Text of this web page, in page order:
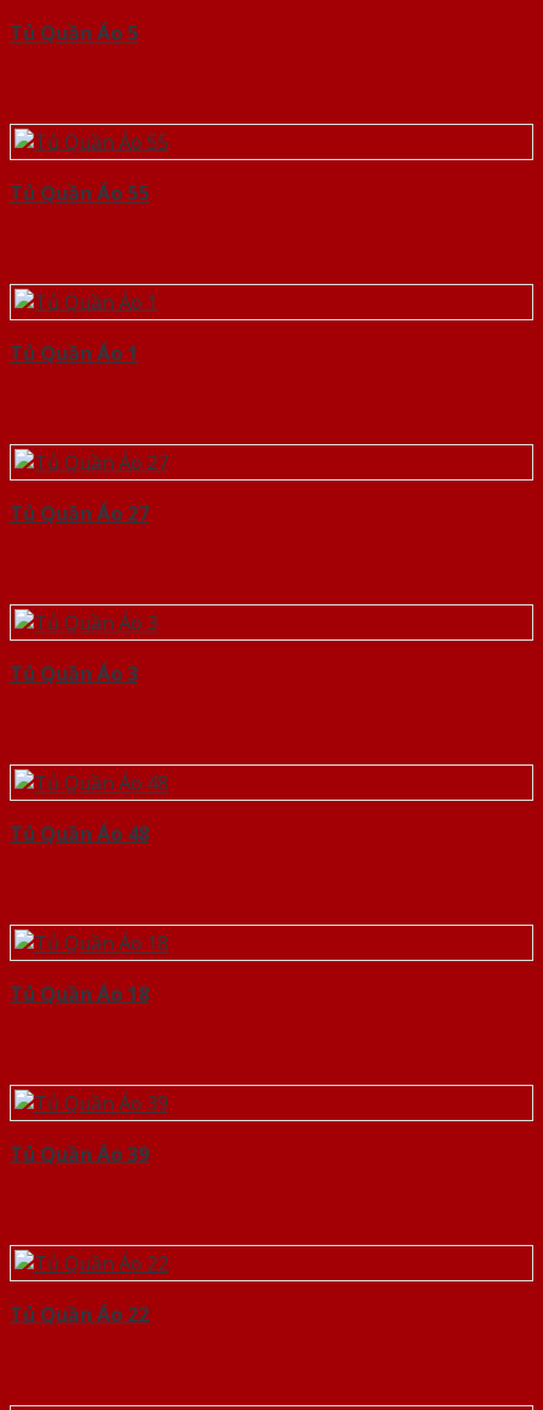
Tủ Quần Áo 5
Tủ Quần Áo 55
Tủ Quần Áo 1
Tủ Quần Áo 27
Tủ Quần Áo 3
Tủ Quần Áo 48
Tủ Quần Áo 18
Tủ Quần Áo 39
Tủ Quần Áo 22